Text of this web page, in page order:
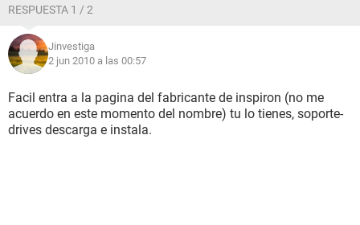
RESPUESTA 1 / 2
Jinvestiga
2 jun 2010 a las 00:57
Facil entra a la pagina del fabricante de inspiron (no me
acuerdo en este momento del nombre) tu lo tienes, soporte-
drives descarga e instala.